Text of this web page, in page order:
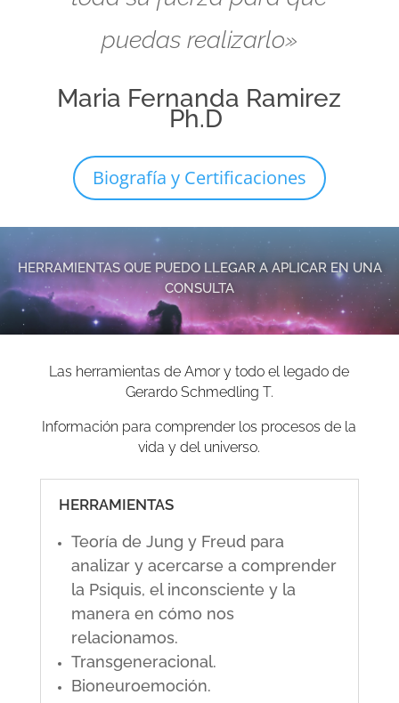
puedas realizarlo»
Maria Fernanda Ramirez
Ph.D
Biografía y Certificaciones
HERRAMIENTAS QUE PUEDO LLEGAR A APLICAR EN UNA
CONSULTA
Las herramientas de Amor y todo el legado de
Gerardo Schmedling T.
Información para comprender los procesos de la
vida y del universo.
HERRAMIENTAS
Teoría de Jung y Freud para
analizar y acercarse a comprender
la Psiquis, el inconsciente y la
manera en cómo nos
relacionamos.
Transgeneracional.
Bioneuroemoción.